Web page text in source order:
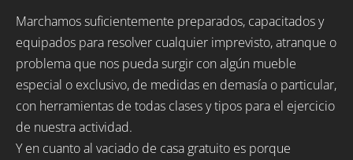
Marchamos suficientemente preparados, capacitados y
equipados para resolver cualquier imprevisto, atranque o
problema que nos pueda surgir con algún mueble
especial o exclusivo, de medidas en demasía o particular,
con herramientas de todas clases y tipos para el ejercicio
de nuestra actividad.
Y en cuanto al vaciado de casa gratuito es porque